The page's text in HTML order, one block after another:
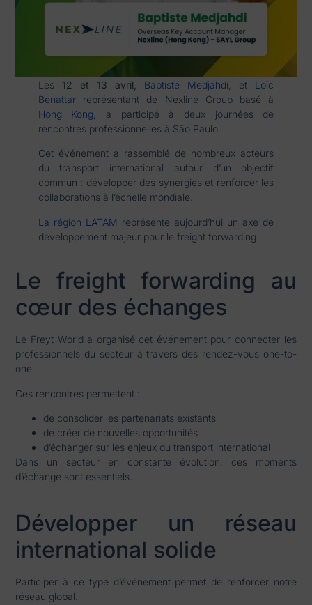
Les 12 et 13 avril, Baptiste Medjahdi , et Loïc
Benattarreprésentant de Nexline Group basé à
Hong Kong , a participé à deux journées de
rencontres professionnelles à São Paulo.
Cet événement a rassemblé de nombreux acteurs
du transport international autour d’un objectif
commun : développer des synergies et renforcer les
collaborations à l’échelle mondiale.
La région LATAM représente aujourd’hui un axe de
développement majeur pour le freight forwarding.
Le freight forwarding au
cœur des échanges
Le Freyt World a organisé cet événement pour connecter les
professionnels du secteur à travers des rendez-vous one-to-
one.
Ces rencontres permettent :
de consolider les partenariats existants
de créer de nouvelles opportunités
d’échanger sur les enjeux du transport international
Dans un secteur en constante évolution, ces moments
d’échange sont essentiels.
Développer un réseau
international solide
Participer à ce type d’événement permet de renforcer notre
réseau global.